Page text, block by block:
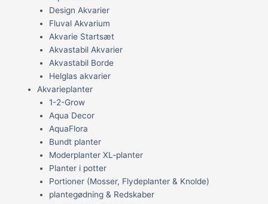
Design Akvarier
Fluval Akvarium
Akvarie Startsæt
Akvastabil Akvarier
Akvastabil Borde
Helglas akvarier
Akvarieplanter
1-2-Grow
Aqua Decor
AquaFlora
Bundt planter
Moderplanter XL-planter
Planter i potter
Portioner (Mosser, Flydeplanter & Knolde)
plantegødning & Redskaber